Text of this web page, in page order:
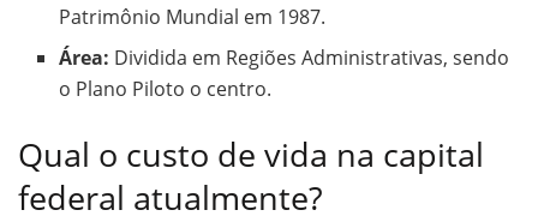
Patrimônio Mundial em 1987.
Área: Dividida em Regiões Administrativas, sendo
o Plano Piloto o centro.
Qual o custo de vida na capital
federal atualmente?